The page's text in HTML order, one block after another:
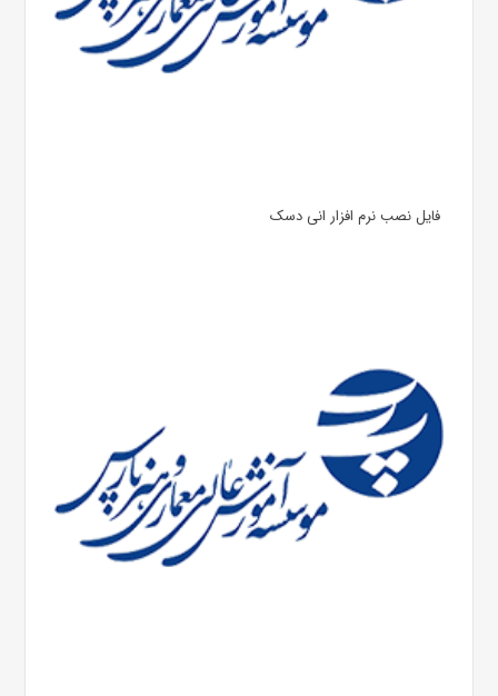
فایل نصب نرم افزار انی دسک